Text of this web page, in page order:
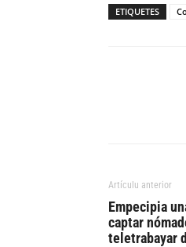
ETIQUETES
Artículu anterior
Empecipia
captar
teletrabayar